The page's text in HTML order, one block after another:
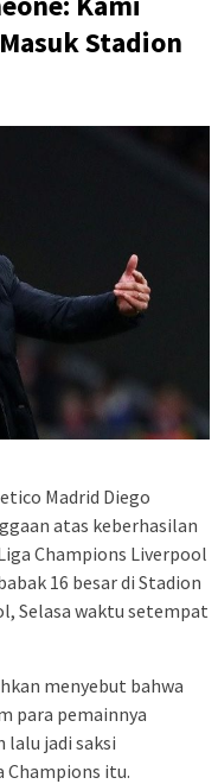
Stadion
Madrid Diego
atas keberhasilan
Champions Liverpool
16 besar di Stadion
Selasa waktu setempat
menyebut bahwa
para pemainnya
lalu jadi saksi
Champions itu.